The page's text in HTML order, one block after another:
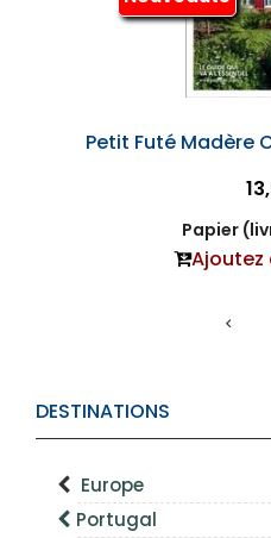
DESTINATIONS
Europe
Portugal
Petit Futé Madère
Papier
Ajoutez